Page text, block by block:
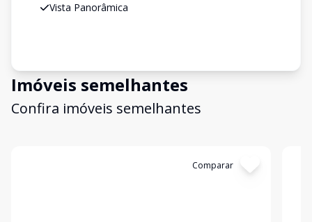
Vista Panorâmica
Imóveis semelhantes
Confira imóveis semelhantes
Comparar